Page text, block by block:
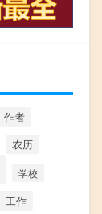
作者
农历
学校
工作